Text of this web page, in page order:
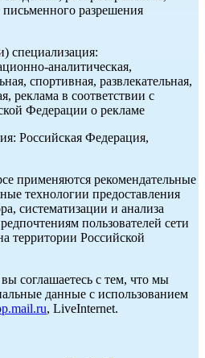
письменного разрешения
специализация:
аналитическая,
спортивная, развлекательная,
реклама в соответствии с
Федерации о рекламе
Российская Федерация,
применяются рекомендательные
технологии предоставления
систематизации и анализа
пользователей сети
территории Российской
соглашаетесь с тем, что мы
данные с использованием
, LiveInternet.